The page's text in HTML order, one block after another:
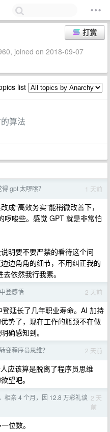
打赏
joined on 2018-09-07
list
算法
gpt 太啰嗦？ 1 天前
成“高效务实”能稍微改善下，
啰唆些。感觉 GPT 就是非常怕
明要不要严禁的看待这个问
边角角的细节，不用纠正我的
依然我行我素。
登感悟 2 天前
延长了几年职业寿命。AI 加持
势了，现在工作的瓶颈不在做
确感知到。
变程序员思维？ 2 天前
应该算是脱离了程序员思维
望吧。
相亲 4 个月，因 12.8 万彩礼谈 2 天
前
位数。